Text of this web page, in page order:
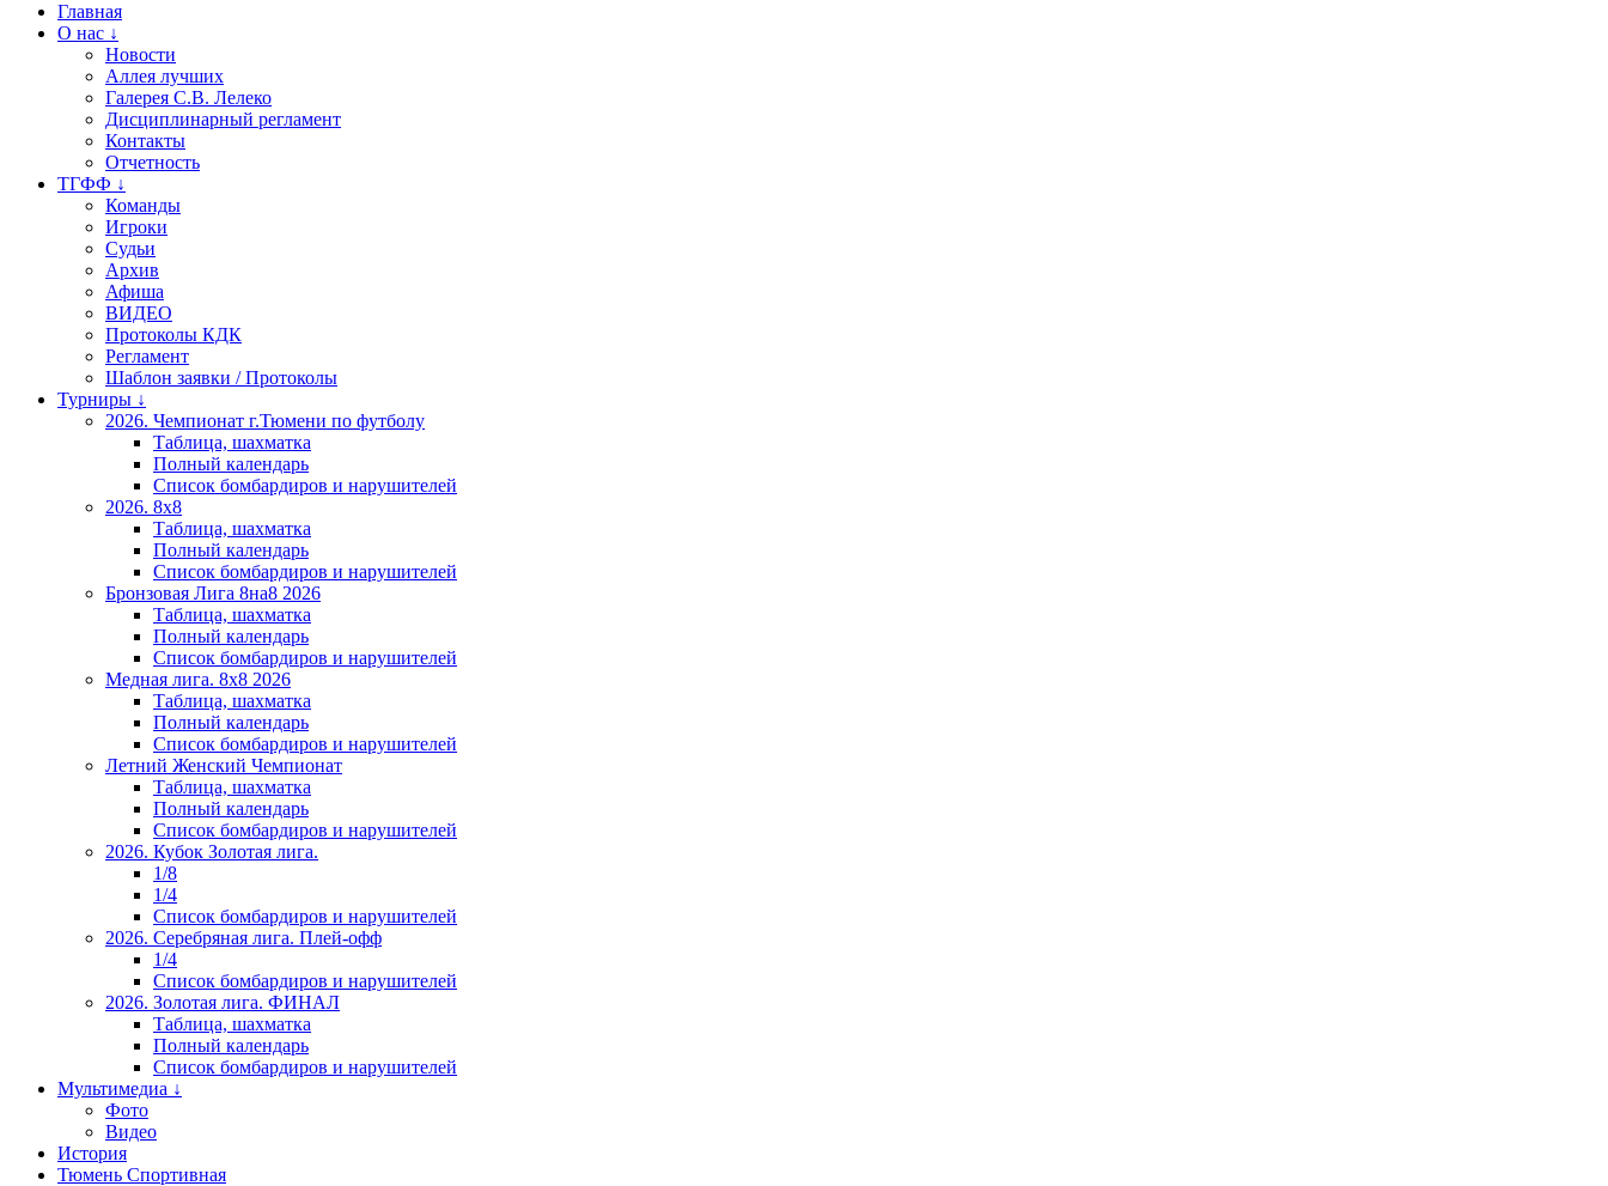
Главная
О нас ↓
Новости
Аллея лучших
Галерея С.В. Лелеко
Дисциплинарный регламент
Контакты
Отчетность
ТГФФ ↓
Команды
Игроки
Судьи
Архив
Афиша
ВИДЕО
Протоколы КДК
Регламент
Шаблон заявки / Протоколы
Турниры ↓
2026. Чемпионат г.Тюмени по футболу
Таблица, шахматка
Полный календарь
Список бомбардиров и нарушителей
2026. 8х8
Таблица, шахматка
Полный календарь
Список бомбардиров и нарушителей
Бронзовая Лига 8на8 2026
Таблица, шахматка
Полный календарь
Список бомбардиров и нарушителей
Медная лига. 8x8 2026
Таблица, шахматка
Полный календарь
Список бомбардиров и нарушителей
Летний Женский Чемпионат
Таблица, шахматка
Полный календарь
Список бомбардиров и нарушителей
2026. Кубок Золотая лига.
1/8
1/4
Список бомбардиров и нарушителей
2026. Серебряная лига. Плей-офф
1/4
Список бомбардиров и нарушителей
2026. Золотая лига. ФИНАЛ
Таблица, шахматка
Полный календарь
Список бомбардиров и нарушителей
Мультимедиа ↓
Фото
Видео
История
Тюмень Спортивная